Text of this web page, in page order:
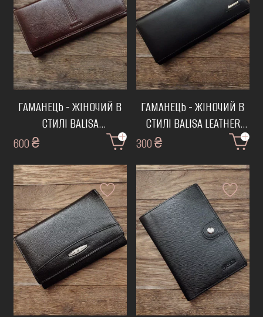
ГАМАНЕЦЬ - ЖІНОЧИЙ В
СТИЛІ BALISA
(КОРИЧНЕВИЙ)
\ КШ-17
600 ₴
ГАМАНЕЦЬ - ЖІНОЧИЙ В
СТИЛІ BALISA LEATHER
(ЧОРНИЙ)
300 ₴